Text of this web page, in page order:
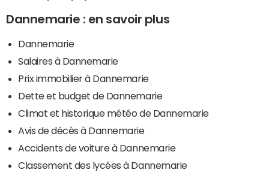
Dannemarie : en savoir plus
Dannemarie
Salaires à Dannemarie
Prix immobilier à Dannemarie
Dette et budget de Dannemarie
Climat et historique météo de Dannemarie
Avis de décès à Dannemarie
Accidents de voiture à Dannemarie
Classement des lycées à Dannemarie